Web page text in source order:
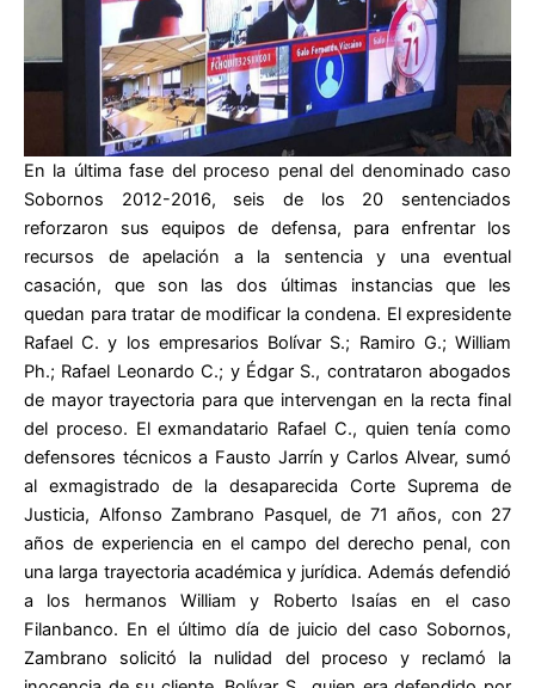
En la última fase del proceso penal del denominado caso
Sobornos 2012-2016, seis de los 20 sentenciados
reforzaron sus equipos de defensa, para enfrentar los
recursos de apelación a la sentencia y una eventual
casación, que son las dos últimas instancias que les
quedan para tratar de modificar la condena. El expresidente
Rafael C. y los empresarios Bolívar S.; Ramiro G.; William
Ph.; Rafael Leonardo C.; y Édgar S., contrataron abogados
de mayor trayectoria para que intervengan en la recta final
del proceso. El exmandatario Rafael C., quien tenía como
defensores técnicos a Fausto Jarrín y Carlos Alvear, sumó
al exmagistrado de la desaparecida Corte Suprema de
Justicia, Alfonso Zambrano Pasquel, de 71 años, con 27
años de experiencia en el campo del derecho penal, con
una larga trayectoria académica y jurídica. Además defendió
a los hermanos William y Roberto Isaías en el caso
Filanbanco. En el último día de juicio del caso Sobornos,
Zambrano solicitó la nulidad del proceso y reclamó la